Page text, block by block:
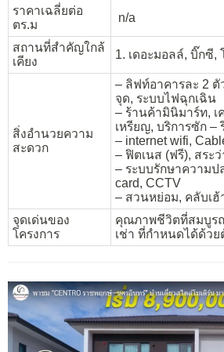
ราคาเฉลี่ยต่อ
ตร.ม
n/a
สถานที่สำคัญใกล้
เคียง
1. เดอะมอลล์, บิ๊กซี,
สิ่งอำนวยความ
สะดวก
– ลิฟท์อาคารละ 2
จุด, ระบบไฟฉุกเฉิน
– ร้านค้ามินิมาร์ท, เ
เหรียญ, บริการซัก –
– internet wifi,
– ฟิตเนส (ฟรี), สระ
– ระบบรักษาความ
card, CCTV
– สวนหย่อม, คลับเฮ้
จุดเด่นของ
โครงการ
คุณภาพชีวิตที่สมบูร
เช่า ที่กำหนดได้ด้วย